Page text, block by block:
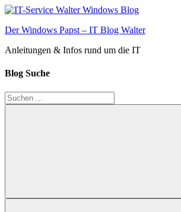
Zum
springen
Der Windows Papst – IT Blog Walter
Anleitungen & Infos rund um die IT
Blog Suche
Suchen
nach:
Suchen